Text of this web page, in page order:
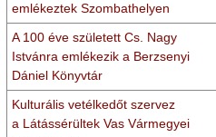
emlékeztek Szombathelyen
A 100 éve született Cs. Nagy
Istvánra emlékezik a Berzsenyi
Dániel Könyvtár
Kulturális vetélkedőt szervez
a Látássérültek Vas Vármegyei